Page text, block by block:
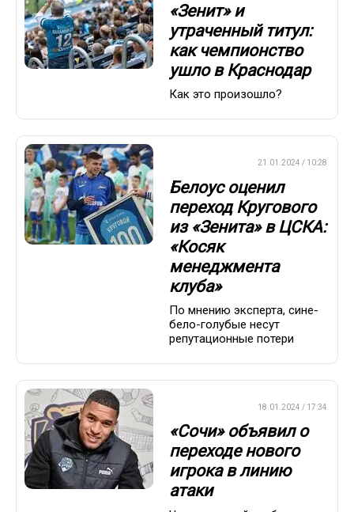
«Зенит» и
утраченный титул:
как чемпионство
ушло в Краснодар
Как это произошло?
21.01.2024 / 10:28
Белоус оценил
переход Кругового
из «Зенита» в ЦСКА:
«Косяк
менеджмента
клуба»
По мнению эксперта, сине-
бело-голубые несут
репутационные потери
18.01.2024 / 17:34
«Сочи» объявил о
переходе нового
игрока в линию
атаки